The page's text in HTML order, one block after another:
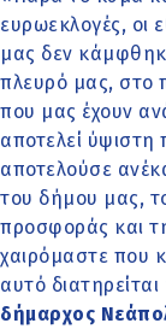
ευρωεκλογές, οι
μας δεν
πλευρό μας, στο
που μας έχουν
αποτελεί
αποτελούσε
του δήμου μας,
προσφοράς και
χαιρόμαστε που
αυτό
δήμαρχος